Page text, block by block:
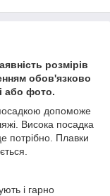
розмірів
обов'язково
або фото.
допоможе
Висока посадка
потрібно. Плавки
і гарно